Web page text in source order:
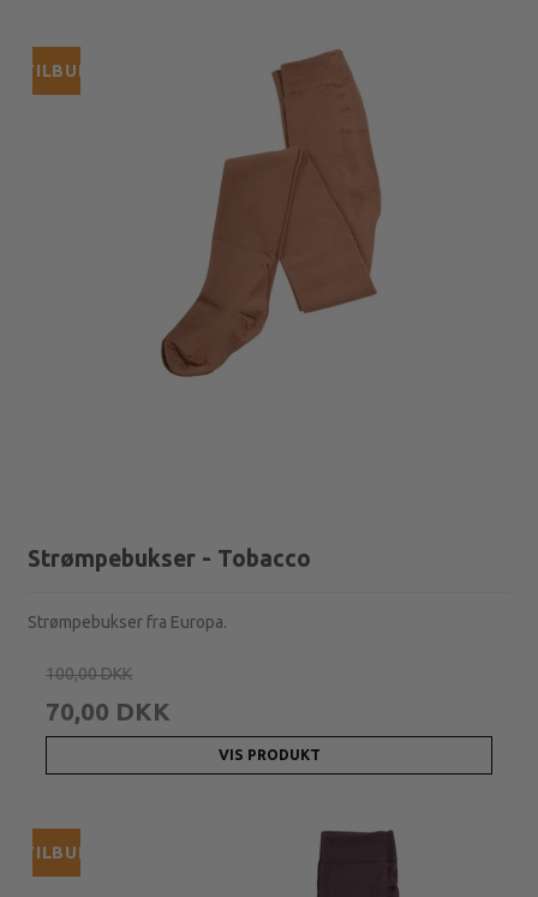
TILBUD
Strømpebukser - Tobacco
Strømpebukser fra Europa.
100,00 DKK
70,00 DKK
VIS PRODUKT
TILBUD